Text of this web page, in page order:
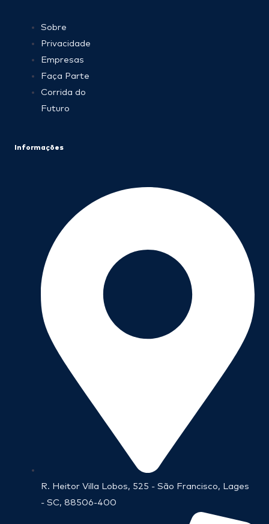
Sobre
Privacidade
Empresas
Faça Parte
Corrida do
Futuro
Informações
R. Heitor Villa Lobos, 525 - São Francisco, Lages
- SC, 88506-400